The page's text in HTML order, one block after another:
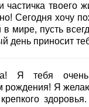
частичка твоего
Сегодня хочу
мире, пусть
день приносит
Я тебя
рождения! Я